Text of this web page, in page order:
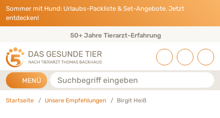
Direkt zu:
INHALT
HAUPTMENÜ
FOOTER
Sommer mit Hund: Urlaubs-Packliste & Set-Angebote. Jetzt
entdecken!
50+ Jahre Tierarzt-Erfahrung
MENÜ Suche
Startseite Unsere Empfehlungen Birgit Heiß